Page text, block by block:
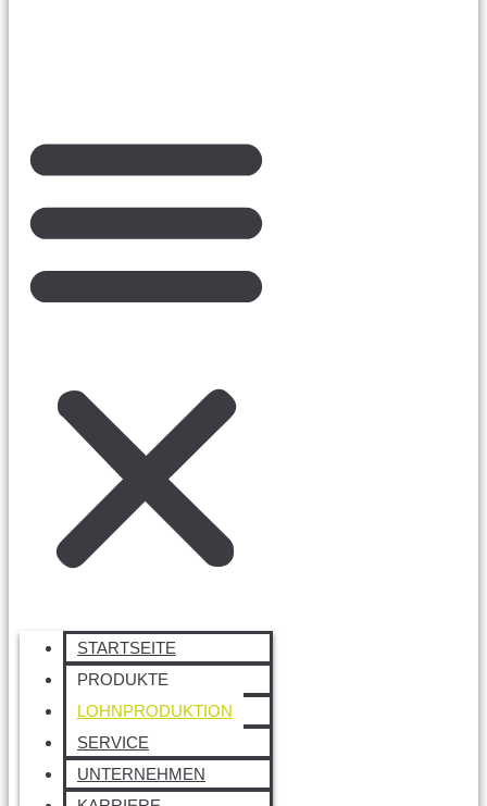
STARTSEITE
PRODUKTE
LOHNPRODUKTION
SERVICE
UNTERNEHMEN